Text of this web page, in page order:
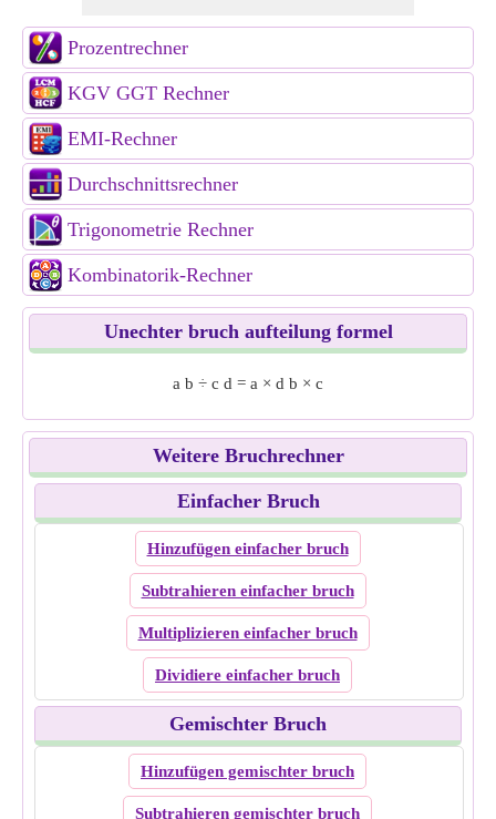
Prozentrechner
KGV GGT Rechner
EMI-Rechner
Durchschnittsrechner
Trigonometrie Rechner
Kombinatorik-Rechner
Unechter bruch aufteilung formel
a b ÷ c d = a × d b × c
Weitere Bruchrechner
Einfacher Bruch
Hinzufügen einfacher bruch
Subtrahieren einfacher bruch
Multiplizieren einfacher bruch
Dividiere einfacher bruch
Gemischter Bruch
Hinzufügen gemischter bruch
Subtrahieren gemischter bruch